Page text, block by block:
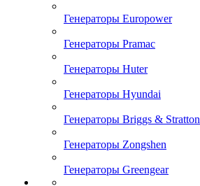
Генераторы Europower
Генераторы Pramac
Генераторы Huter
Генераторы Hyundai
Генераторы Briggs & Stratton
Генераторы Zongshen
Генераторы Greengear